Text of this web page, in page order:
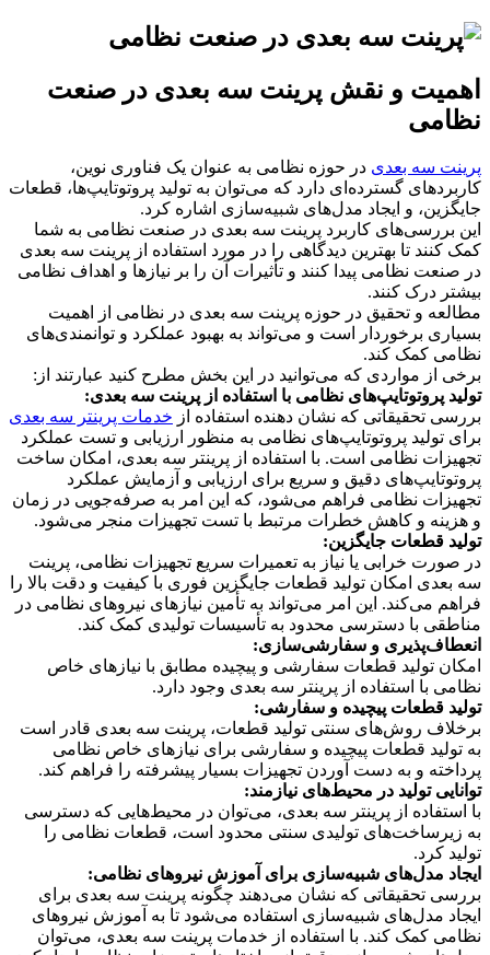
اهمیت و نقش پرینت سه بعدی در صنعت
نظامی
پرینت سه بعدی در حوزه نظامی به عنوان یک فناوری نوین،
کاربردهای گسترده‌ای دارد که می‌توان به تولید پروتوتایپ‌ها، قطعات
جایگزین، و ایجاد مدل‌های شبیه‌سازی اشاره کرد.
این بررسی‌های کاربرد پرینت سه بعدی در صنعت نظامی به شما
کمک کنند تا بهترین دیدگاهی را در مورد استفاده از پرینت سه بعدی
در صنعت نظامی پیدا کنند و تأثیرات آن را بر نیازها و اهداف نظامی
بیشتر درک کنند.
مطالعه و تحقیق در حوزه پرینت سه بعدی در نظامی از اهمیت
بسیاری برخوردار است و می‌تواند به بهبود عملکرد و توانمندی‌های
نظامی کمک کند.
برخی از مواردی که می‌توانید در این بخش مطرح کنید عبارتند از:
تولید پروتوتایپ‌های نظامی با استفاده از پرینت سه بعدی:
بررسی تحقیقاتی که نشان دهنده استفاده از خدمات پرینتر سه بعدی
برای تولید پروتوتایپ‌های نظامی به منظور ارزیابی و تست عملکرد
تجهیزات نظامی است. با استفاده از پرینتر سه بعدی، امکان ساخت
پروتوتایپ‌های دقیق و سریع برای ارزیابی و آزمایش عملکرد
تجهیزات نظامی فراهم می‌شود، که این امر به صرفه‌جویی در زمان
و هزینه و کاهش خطرات مرتبط با تست تجهیزات منجر می‌شود.
تولید قطعات جایگزین:
در صورت خرابی یا نیاز به تعمیرات سریع تجهیزات نظامی، پرینت
سه بعدی امکان تولید قطعات جایگزین فوری با کیفیت و دقت بالا را
فراهم می‌کند. این امر می‌تواند به تأمین نیازهای نیروهای نظامی در
مناطقی با دسترسی محدود به تأسیسات تولیدی کمک کند.
انعطاف‌پذیری و سفارشی‌سازی:
امکان تولید قطعات سفارشی و پیچیده مطابق با نیازهای خاص
نظامی با استفاده از پرینتر سه بعدی وجود دارد.
تولید قطعات پیچیده و سفارشی:
برخلاف روش‌های سنتی تولید قطعات، پرینت سه بعدی قادر است
به تولید قطعات پیچیده و سفارشی برای نیازهای خاص نظامی
پرداخته و به دست آوردن تجهیزات بسیار پیشرفته را فراهم کند.
توانایی تولید در محیط‌های نیازمند:
با استفاده از پرینتر سه بعدی، می‌توان در محیط‌هایی که دسترسی
به زیرساخت‌های تولیدی سنتی محدود است، قطعات نظامی را
تولید کرد.
ایجاد مدل‌های شبیه‌سازی برای آموزش نیروهای نظامی:
بررسی تحقیقاتی که نشان می‌دهند چگونه پرینت سه بعدی برای
ایجاد مدل‌های شبیه‌سازی استفاده می‌شود تا به آموزش نیروهای
نظامی کمک کند. با استفاده از خدمات پرینت سه بعدی، می‌توان